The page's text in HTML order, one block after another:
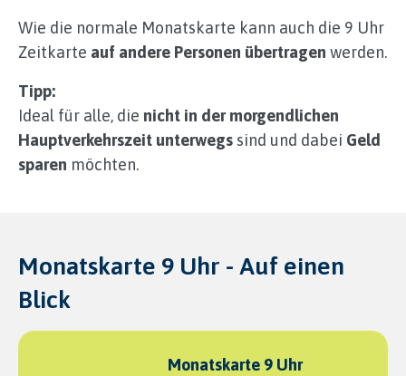
Wie die normale Monatskarte kann auch die 9 Uhr
Zeitkarte auf andere Personen übertragen werden.
Tipp:
Ideal für alle, die nicht in der morgendlichen
Hauptverkehrszeit unterwegs sind und dabei Geld
sparen möchten.
Monatskarte 9 Uhr - Auf einen
Blick
Monatskarte 9 Uhr